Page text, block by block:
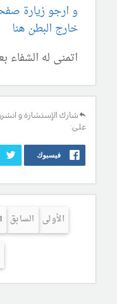
و ارجو زيارة
خارج البطن هنا
اتمنى له الشفاء
شارك الإستشارة و
على:
فيسبوك
الأولى السابق